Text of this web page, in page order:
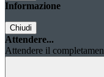
Informazione
Chiudi
Attendere...
Attendere il